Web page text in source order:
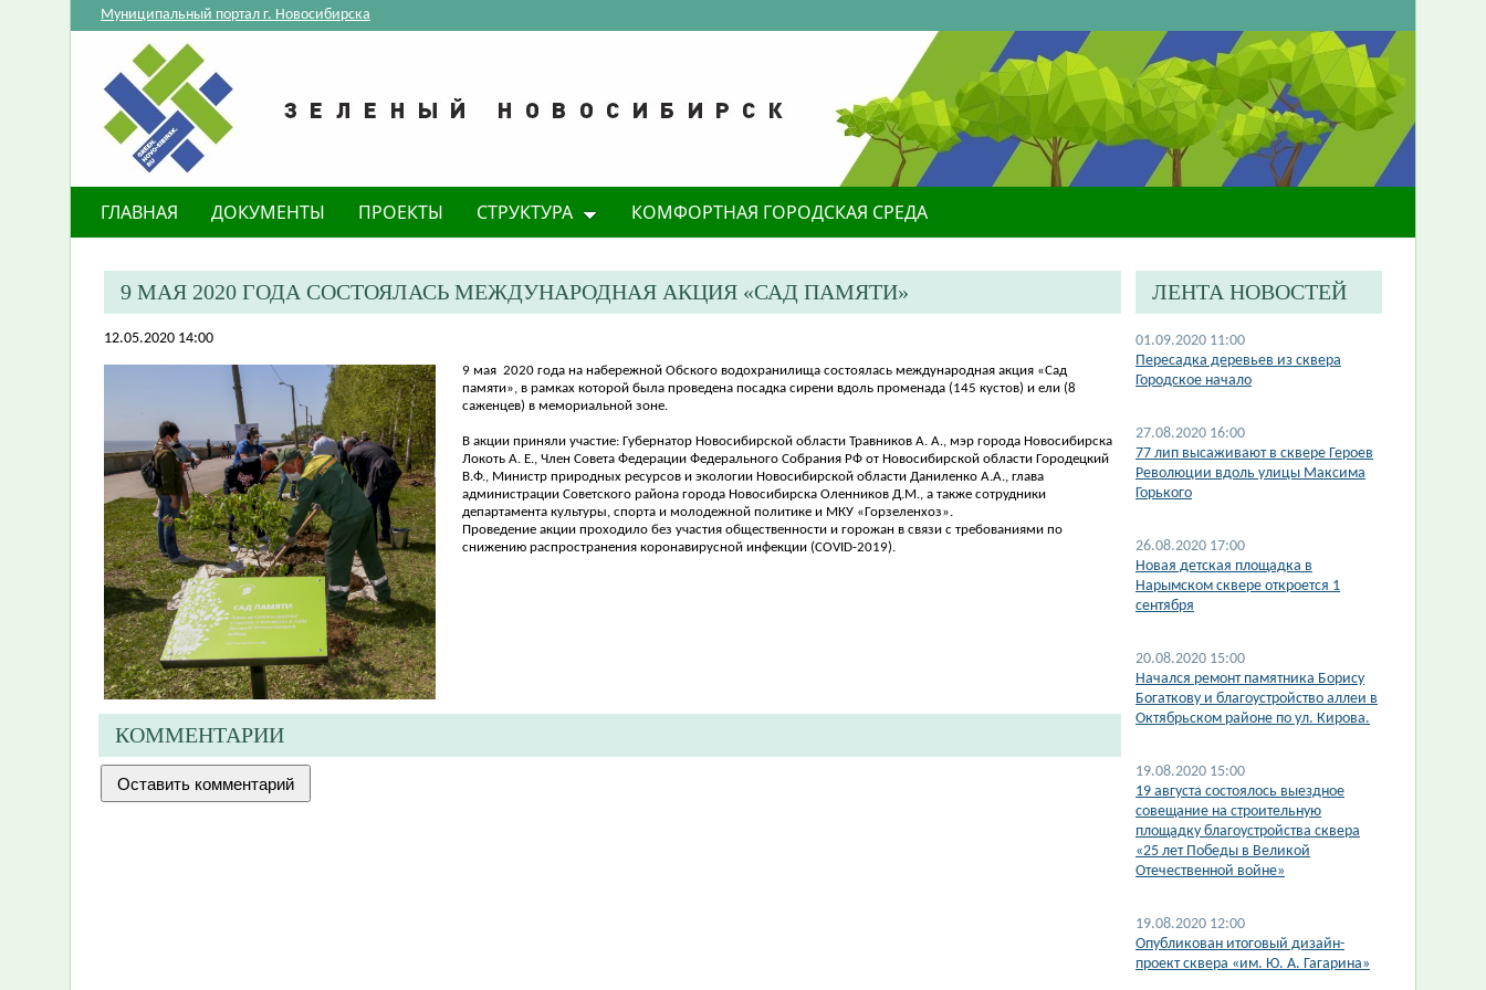
Муниципальный портал г. Новосибирска
ГЛАВНАЯ ДОКУМЕНТЫ ПРОЕКТЫ СТРУКТУРА КОМФОРТНАЯ ГОРОДСКАЯ СРЕДА
9 МАЯ 2020 ГОДА СОСТОЯЛАСЬ МЕЖДУНАРОДНАЯ АКЦИЯ «САД ПАМЯТИ»
12.05.2020 14:00
9 мая 2020 года на набережной Обского водохранилища состоялась международная акция «Сад
памяти», в рамках которой была проведена посадка сирени вдоль променада (145 кустов) и ели (8
саженцев) в мемориальной зоне.
В акции приняли участие: Губернатор Новосибирской области Травников А. А., мэр города Новосибирска
Локоть А. Е., Член Совета Федерации Федерального Собрания РФ от Новосибирской области Городецкий
В.Ф., Министр природных ресурсов и экологии Новосибирской области Даниленко А.А., глава
администрации Советского района города Новосибирска Оленников Д.М., а также сотрудники
департамента культуры, спорта и молодежной политике и МКУ «Горзеленхоз».
Проведение акции проходило без участия общественности и горожан в связи с требованиями по
снижению распространения коронавирусной инфекции (COVID-2019).​
КОММЕНТАРИИ
ЛЕНТА НОВОСТЕЙ
01.09.2020 11:00
Пересадка деревьев из сквера
Городское начало
27.08.2020 16:00
77 лип высаживают в сквере Героев
Революции вдоль улицы Максима
Горького
26.08.2020 17:00
Новая детская площадка в
Нарымском сквере откроется 1
сентября
20.08.2020 15:00
Начался ремонт памятника Борису
Богаткову и благоустройство аллеи в
Октябрьском районе по ул. Кирова.
19.08.2020 15:00
19 августа состоялось выездное
совещание на строительную
площадку благоустройства сквера
«25 лет Победы в Великой
Отечественной войне»
19.08.2020 12:00
Опубликован итоговый дизайн-
проект сквера «им. Ю. А. Гагарина»